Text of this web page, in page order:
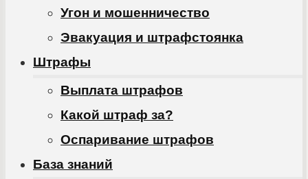
Угон и мошенничество
Эвакуация и штрафстоянка
Штрафы
Выплата штрафов
Какой штраф за?
Оспаривание штрафов
База знаний